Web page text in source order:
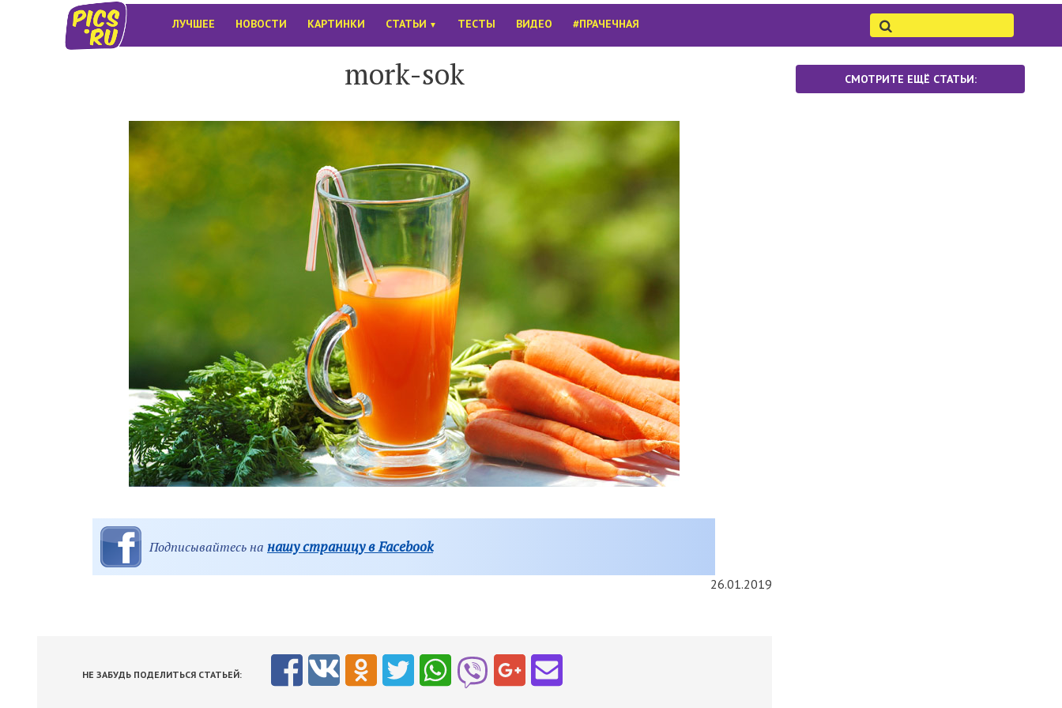
ЛУЧШЕЕ НОВОСТИ КАРТИНКИ СТАТЬИ ▼ ТЕСТЫ ВИДЕО #ПРАЧЕЧНАЯ
mork-sok
Подписывайтесь на нашу страницу в Facebook
26.01.2019
НЕ ЗАБУДЬ ПОДЕЛИТЬСЯ СТАТЬЕЙ:
СМОТРИТЕ ЕЩЁ СТАТЬИ: